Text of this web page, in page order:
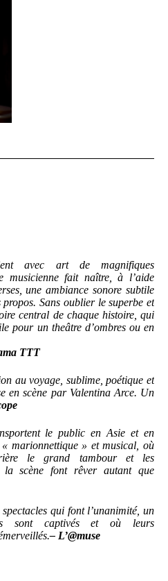
avec art de magnifiques
musicienne fait naître, à l’aide
une ambiance sonore subtile
Sans oublier le superbe et
central de chaque histoire, qui
pour un theâtre d’ombres ou en
TTT
au voyage, sublime, poétique et
en scène par Valentina Arce. Un
le public en Asie et en
marionnettique » et musical, où
le grand tambour et les
la scène font rêver autant que
qui font l’unanimité, un
sont captivés et où leurs
– L’@muse